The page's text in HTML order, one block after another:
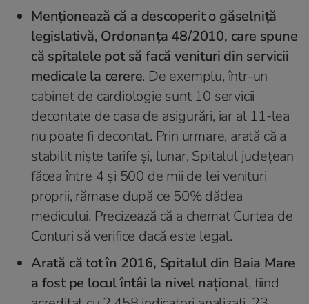
Menţionează că a descoperit o găselniță
legislativă, Ordonanţa 48/2010, care spune
că spitalele pot să facă venituri din servicii
medicale la cerere. De exemplu, într-un
cabinet de cardiologie sunt 10 servicii
decontate de casa de asigurări, iar al 11-lea
nu poate fi decontat. Prin urmare, arată că a
stabilit niște tarife și, lunar, Spitalul județean
făcea între 4 și 500 de mii de lei venituri
proprii, rămase după ce 50% dădea
medicului. Precizează că a chemat Curtea de
Conturi să verifice dacă este legal.
Arată că tot în 2016, Spitalul din Baia Mare
a fost pe locul întâi la nivel național, fiind